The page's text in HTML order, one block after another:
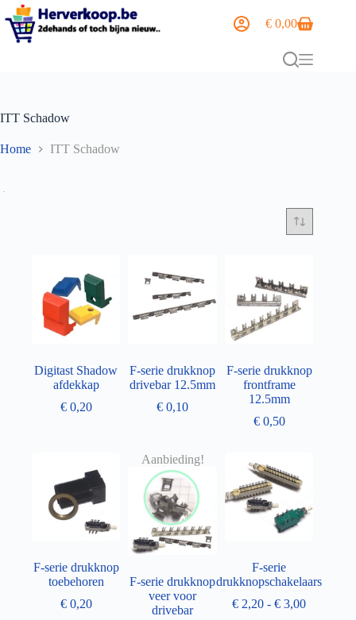
€ 0,00
ITT Schadow
Home ITT Schadow
Digitast Shadow
afdekkap
€0,20
F-serie drukknop
drivebar 12.5mm
€ 0,10
F-serie drukknop
frontframe
12.5mm
€0,50
F-serie drukknop
toebehoren
€0,20
Aanbieding!
F-serie drukknop
veer voor
drivebar
F-serie
drukknopschakelaars
€ 2,20 - € 3,00